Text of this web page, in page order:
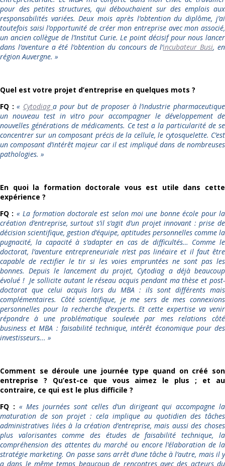
pour des petites structures, qui débouchaient sur des emplois aux
responsabilités variées. Deux mois après l’obtention du diplôme, j’ai
toutefois saisi l’opportunité de créer mon entreprise avec mon associé,
un ancien collègue de l’Institut Curie. Le point décisif pour nous lancer
dans l’aventure a été l’obtention du concours de l’incubateur Busi, en
région Auvergne. »
Quel est votre projet d’entreprise en quelques mots ?
FQ : « Cytodiaga pour but de proposer à l’industrie pharmaceutique
un nouveau test in vitro pour accompagner le développement de
nouvelles générations de médicaments. Ce test a la particularité de se
concentrer sur un composant précis de la cellule, le cytosquelette. C’est
un composant d’intérêt majeur car il est impliqué dans de nombreuses
pathologies. »
En quoi la formation doctorale vous est utile dans cette
expérience ?
FQ : «La formation doctorale est selon moi une bonne école pour la
création d’entreprise, surtout s’il s’agit d’un projet innovant : prise de
décision scientifique, gestion d’équipe, aptitudes personnelles comme la
pugnacité, la capacité à s’adapter en cas de difficultés… Comme le
doctorat, l’aventure entrepreneuriale n’est pas linéaire et il faut être
capable de rectifier le tir si les voies empruntées ne sont pas les
bonnes. Depuis le lancement du projet, Cytodiag a déjà beaucoup
évolué ! Je sollicite autant le réseau acquis pendant ma thèse et post-
doctorat que celui acquis lors du MBA : ils sont différents mais
complémentaires. Côté scientifique, je me sers de mes connexions
personnelles pour la recherche d’experts. Et cette expertise va venir
répondre à une problématique soulevée par mes relations côté
business et MBA : faisabilité technique, intérêt économique pour des
investisseurs... »
Comment se déroule une journée type quand on créé son
entreprise ? Qu’est-ce que vous aimez le plus ; et au
contraire, ce qui est le plus difficile ?
FQ : «Mes journées sont celles d’un dirigeant qui accompagne la
maturation de son projet : cela implique au quotidien des tâches
administratives liées à la création d’entreprise, mais aussi des choses
plus valorisantes comme des études de faisabilité technique, la
compréhension des attentes du marché ou encore l’élaboration de la
stratégie marketing. On passe sans arrêt d’une tâche à l’autre, mais il y
a dans le même temps beaucoup de rencontres avec des acteurs du